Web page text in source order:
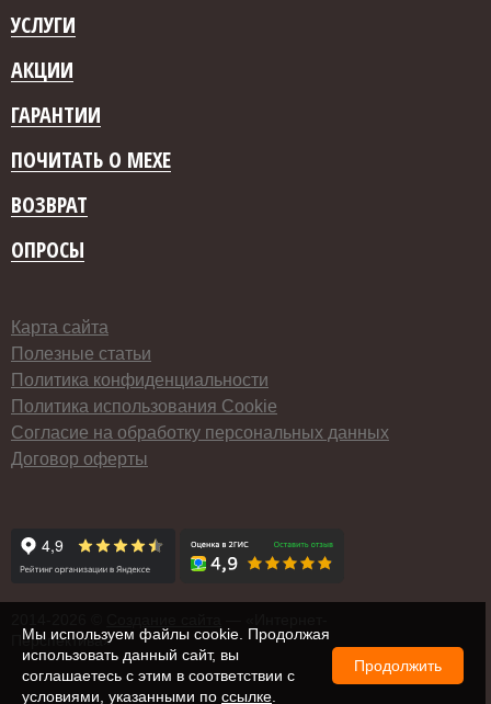
УСЛУГИ
АКЦИИ
ГАРАНТИИ
ПОЧИТАТЬ О МЕХЕ
ВОЗВРАТ
ОПРОСЫ
Карта сайта
Полезные статьи
Политика конфиденциальности
Политика использования Cookie
Согласие на обработку персональных данных
Договор оферты
Перспектива»
Мы используем файлы cookie. Продолжая
использовать данный сайт, вы
соглашаетесь с этим в соответствии с
условиями, указанными по ссылке
Продолжить